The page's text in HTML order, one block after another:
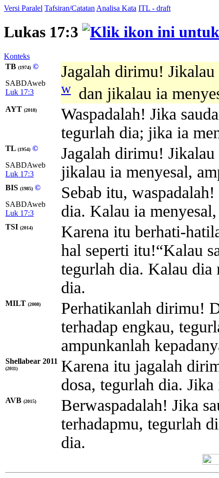
Versi Paralel Tafsiran/Catatan Analisa Kata ITL - draft
Lukas 17:3
Konteks
TB (1974) ©
SABDAweb
Luk 17:3
Jagalah dirimu! Jikalau
w dan jikalau ia
AYT (2018)
Waspadalah! Jika
tegurlah dia; jika ia
TL (1954) ©
SABDAweb
Luk 17:3
Jagalah dirimu! Jikalau
jikalau ia menyesal,
BIS (1985) ©
SABDAweb
Luk 17:3
Sebab itu,
dia. Kalau ia
TSI (2014)
Karena itu berhati-
hal seperti itu!“Kalau
tegurlah dia. Kalau dia
dia.
MILT (2008)
Perhatikanlah dirimu!
terhadap engkau,
ampunkanlah
Shellabear 2011
(2011)
Karena itu jagalah
dosa, tegurlah dia.
AVB (2015)
Berwaspadalah! Jika
terhadapmu, tegurlah
dia.